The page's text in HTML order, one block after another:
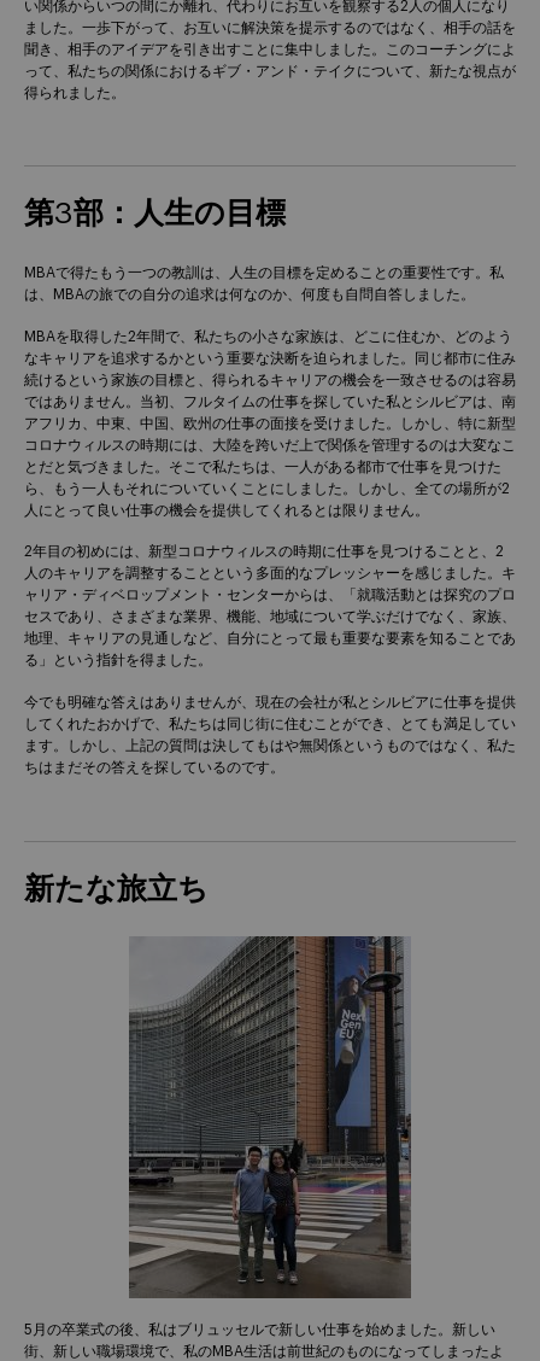
い関係からいつの間にか離れ、代わりにお互いを観察する2人の個人になり
ました。一歩下がって、お互いに解決策を提示するのではなく、相手の話を
聞き、相手のアイデアを引き出すことに集中しました。このコーチングによ
って、私たちの関係におけるギブ・アンド・テイクについて、新たな視点が
得られました。
第3部：人生の目標
MBAで得たもう一つの教訓は、人生の目標を定めることの重要性です。私
は、MBAの旅での自分の追求は何なのか、何度も自問自答しました。
MBAを取得した2年間で、私たちの小さな家族は、どこに住むか、どのよう
なキャリアを追求するかという重要な決断を迫られました。同じ都市に住み
続けるという家族の目標と、得られるキャリアの機会を一致させるのは容易
ではありません。当初、フルタイムの仕事を探していた私とシルビアは、南
アフリカ、中東、中国、欧州の仕事の面接を受けました。しかし、特に新型
コロナウィルスの時期には、大陸を跨いだ上で関係を管理するのは大変なこ
とだと気づきました。そこで私たちは、一人がある都市で仕事を見つけた
ら、もう一人もそれについていくことにしました。しかし、全ての場所が2
人にとって良い仕事の機会を提供してくれるとは限りません。
2年目の初めには、新型コロナウィルスの時期に仕事を見つけることと、2
人のキャリアを調整することという多面的なプレッシャーを感じました。キ
ャリア・ディベロップメント・センターからは、「就職活動とは探究のプロ
セスであり、さまざまな業界、機能、地域について学ぶだけでなく、家族、
地理、キャリアの見通しなど、自分にとって最も重要な要素を知ることであ
る」という指針を得ました。
今でも明確な答えはありませんが、現在の会社が私とシルビアに仕事を提供
してくれたおかげで、私たちは同じ街に住むことができ、とても満足してい
ます。しかし、上記の質問は決してもはや無関係というものではなく、私た
ちはまだその答えを探しているのです。
新たな旅立ち
5月の卒業式の後、私はブリュッセルで新しい仕事を始めました。新しい
街、新しい職場環境で、私のMBA生活は前世紀のものになってしまったよ